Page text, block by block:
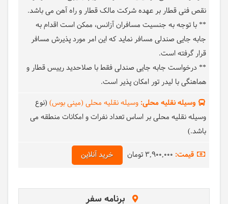
نقص فنی قطار بر عهده شرکت مالک قطار و راه آهن می باشد.
** با توجه به جنسیت مسافران آزانس، ممکن است اقدام به
جابه جایی صندلی مسافر نماید که این امر مورد پذیرش مسافر
قرار گرفته است.
** درخواست جابه جایی صندلی فقط با صلاحدید رییس قطار و
هماهنگی با لیدر تور امکان پذیر است.
وسیله نقلیه محلی: وسیله نقلیه محلی (مینی بوس) (نوع
وسیله نقلیه محلی بر اساس تعداد نفرات و امکانات منطقه می
باشد.)
قیمت: 3,900,000 تومان خرید آنلاین
برنامه سفر